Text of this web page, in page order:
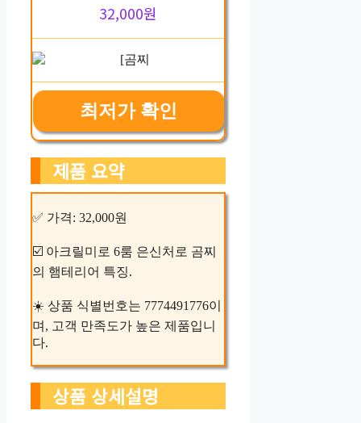
32,000원
최저가 확인
제품 요약
✅ 가격: 32,000원
☑️ 아크릴미로 6룸 은신처로 곰찌
의 햄테리어 특징.
☀️ 상품 식별번호는 7774491776이
며, 고객 만족도가 높은 제품입니
다.
상품 상세설명